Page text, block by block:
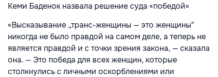
Кеми Баденок назвала решение суда «победой»
«Высказывание „транс-женщины — это женщины"
никогда не было правдой на самом деле, а теперь не
является правдой и с точки зрения закона, — сказала
она. — Это победа для всех женщин, которые
столкнулись с личными оскорблениями или